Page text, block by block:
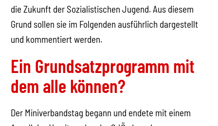
die Zukunft der Sozialistischen Jugend. Aus diesem
Grund sollen sie im Folgenden ausführlich dargestellt
und kommentiert werden.
Ein Grundsatzprogramm mit
dem alle können?
Der Miniverbandstag begann und endete mit einem